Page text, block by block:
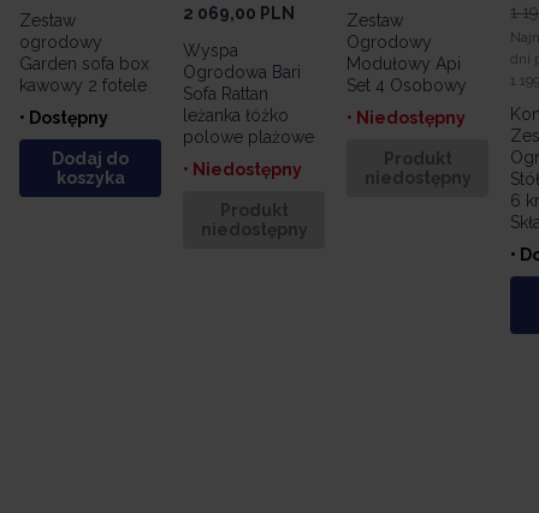
Zestaw
ogrodowy
Garden sofa box
kawowy 2 fotele
• Dostępny
Dodaj do
koszyka
2 069,00 PLN
Wyspa
Ogrodowa Bari
Sofa Rattan
leżanka łóżko
polowe plażowe
• Niedostępny
Produkt
niedostępny
Zestaw
Ogrodowy
Modułowy Api
Set 4 Osobowy
• Niedostępny
Produkt
niedostępny
1
dni
1
6
•